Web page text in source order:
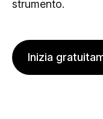
strumento.
Inizia